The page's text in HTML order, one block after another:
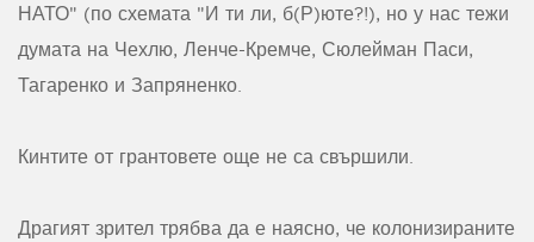
НАТО" (по схемата "И ти ли, б(Р)юте?!), но у нас тежи
думата на Чехлю, Ленче-Кремче, Сюлейман Паси,
Тагаренко и Запряненко.
Кинтите от грантовете още не са свършили.
Драгият зрител трябва да е наясно, че колонизираните